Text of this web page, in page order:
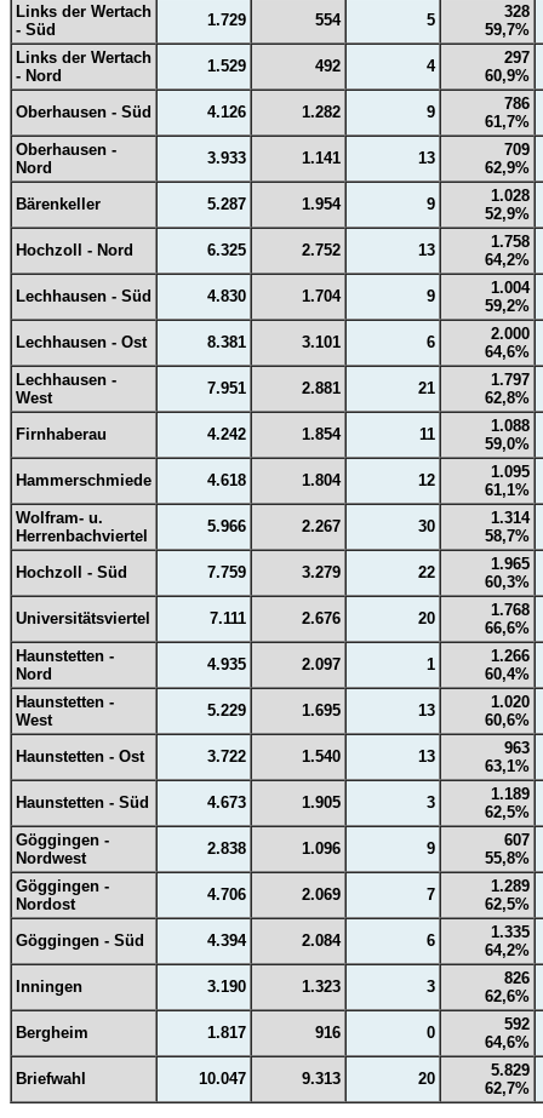
Links der Wertach
- Süd
1.729 554 5
328
59,7%
Links der Wertach
- Nord
1.529 492 4
297
60,9%
Oberhausen - Süd
4.126 1.282 9
786
61,7%
Oberhausen -
Nord
3.933 1.141 13
709
62,9%
Bärenkeller
5.287 1.954 9
1.028
52,9%
Hochzoll - Nord
6.325 2.752 13
1.758
64,2%
Lechhausen - Süd
4.830 1.704 9
1.004
59,2%
Lechhausen - Ost
8.381 3.101 6
2.000
64,6%
Lechhausen -
West
7.951 2.881 21
1.797
62,8%
Firnhaberau
4.242 1.854 11
1.088
59,0%
Hammerschmiede
4.618 1.804 12
1.095
61,1%
Wolfram- u.
Herrenbachviertel
5.966 2.267 30
1.314
58,7%
Hochzoll - Süd
7.759 3.279 22
1.965
60,3%
Universitätsviertel
7.111 2.676 20
1.768
66,6%
Haunstetten -
Nord
4.935 2.097 1
1.266
60,4%
Haunstetten -
West
5.229 1.695 13
1.020
60,6%
Haunstetten - Ost
3.722 1.540 13
963
63,1%
Haunstetten - Süd
4.673 1.905 3
1.189
62,5%
Göggingen -
Nordwest
2.838 1.096 9
607
55,8%
Göggingen -
Nordost
4.706 2.069 7
1.289
62,5%
Göggingen - Süd
4.394 2.084 6
1.335
64,2%
Inningen
3.190 1.323 3
826
62,6%
Bergheim
1.817 916 0
592
64,6%
Briefwahl
10.047 9.313 20
5.829
62,7%